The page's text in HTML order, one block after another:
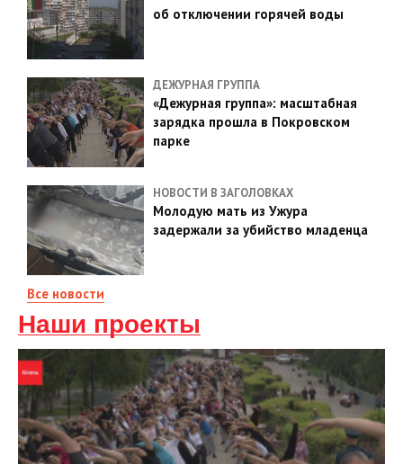
об отключении горячей воды
ДЕЖУРНАЯ ГРУППА
«Дежурная группа»: масштабная
зарядка прошла в Покровском
парке
НОВОСТИ В ЗАГОЛОВКАХ
Молодую мать из Ужура
задержали за убийство младенца
Все новости
Наши проекты